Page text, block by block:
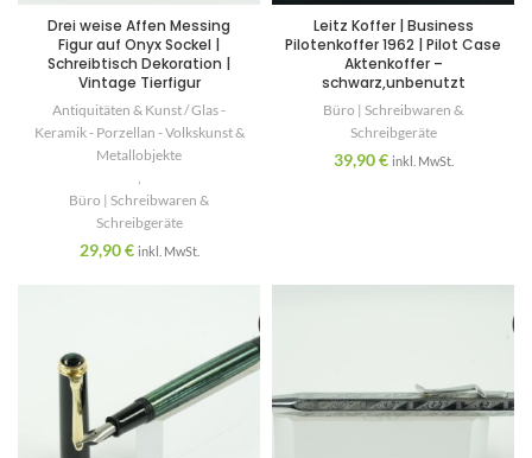
Drei weise Affen Messing
Figur auf Onyx Sockel |
Schreibtisch Dekoration |
Vintage Tierfigur
Antiquitäten & Kunst / Glas -
Keramik - Porzellan - Volkskunst &
Metallobjekte
Büro | Schreibwaren &
Schreibgeräte
29,90€ inkl. MwSt.
Leitz Koffer | Business
Pilotenkoffer 1962 | Pilot Case
Aktenkoffer –
schwarz,unbenutzt
Büro | Schreibwaren &
Schreibgeräte
39,90€ inkl. MwSt.